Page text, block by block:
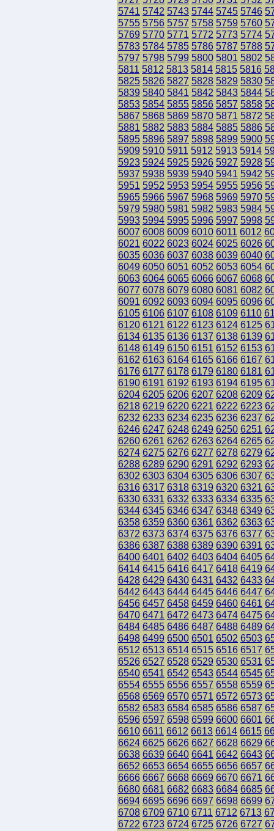
5741 5742 5743 5744 5745 5746
5755 5756 5757 5758 5759 5760
5769 5770 5771 5772 5773 5774
5783 5784 5785 5786 5787 5788
5797 5798 5799 5800 5801 5802
5811 5812 5813 5814 5815 5816
5825 5826 5827 5828 5829 5830
5839 5840 5841 5842 5843 5844
5853 5854 5855 5856 5857 5858
5867 5868 5869 5870 5871 5872
5881 5882 5883 5884 5885 5886
5895 5896 5897 5898 5899 5900
5909 5910 5911 5912 5913 5914
5923 5924 5925 5926 5927 5928
5937 5938 5939 5940 5941 5942
5951 5952 5953 5954 5955 5956
5965 5966 5967 5968 5969 5970
5979 5980 5981 5982 5983 5984
5993 5994 5995 5996 5997 5998
6007 6008 6009 6010 6011 6012
6021 6022 6023 6024 6025 6026
6035 6036 6037 6038 6039 6040
6049 6050 6051 6052 6053 6054
6063 6064 6065 6066 6067 6068
6077 6078 6079 6080 6081 6082
6091 6092 6093 6094 6095 6096
6105 6106 6107 6108 6109 6110
6120 6121 6122 6123 6124 6125
6134 6135 6136 6137 6138 6139
6148 6149 6150 6151 6152 6153
6162 6163 6164 6165 6166 6167
6176 6177 6178 6179 6180 6181
6190 6191 6192 6193 6194 6195
6204 6205 6206 6207 6208 6209
6218 6219 6220 6221 6222 6223
6232 6233 6234 6235 6236 6237
6246 6247 6248 6249 6250 6251
6260 6261 6262 6263 6264 6265
6274 6275 6276 6277 6278 6279
6288 6289 6290 6291 6292 6293
6302 6303 6304 6305 6306 6307
6316 6317 6318 6319 6320 6321
6330 6331 6332 6333 6334 6335
6344 6345 6346 6347 6348 6349
6358 6359 6360 6361 6362 6363
6372 6373 6374 6375 6376 6377
6386 6387 6388 6389 6390 6391
6400 6401 6402 6403 6404 6405
6414 6415 6416 6417 6418 6419
6428 6429 6430 6431 6432 6433
6442 6443 6444 6445 6446 6447
6456 6457 6458 6459 6460 6461
6470 6471 6472 6473 6474 6475
6484 6485 6486 6487 6488 6489
6498 6499 6500 6501 6502 6503
6512 6513 6514 6515 6516 6517
6526 6527 6528 6529 6530 6531
6540 6541 6542 6543 6544 6545
6554 6555 6556 6557 6558 6559
6568 6569 6570 6571 6572 6573
6582 6583 6584 6585 6586 6587
6596 6597 6598 6599 6600 6601
6610 6611 6612 6613 6614 6615
6624 6625 6626 6627 6628 6629
6638 6639 6640 6641 6642 6643
6652 6653 6654 6655 6656 6657
6666 6667 6668 6669 6670 6671
6680 6681 6682 6683 6684 6685
6694 6695 6696 6697 6698 6699
6708 6709 6710 6711 6712 6713
6722 6723 6724 6725 6726 6727